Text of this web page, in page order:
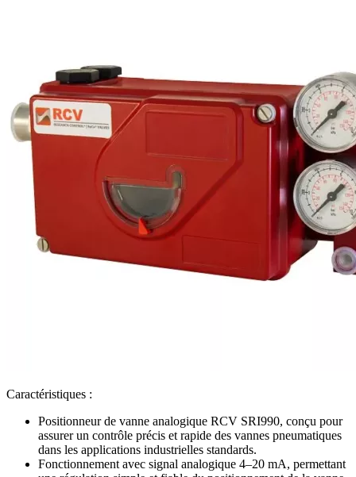
Caractéristiques :
Positionneur de vanne analogique RCV SRI990, conçu pour
assurer un contrôle précis et rapide des vannes pneumatiques
dans les applications industrielles standards.
Fonctionnement avec signal analogique 4–20 mA, permettant